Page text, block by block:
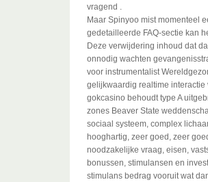
vragend .
Maar Spinyoo mist momenteel
gedetailleerde FAQ-sectie kan
Deze verwijdering inhoud dat
onnodig wachten
voor instrumentalist
gelijkwaardig realtime interactie
gokcasino behoudt type A
zones Beaver State
sociaal systeem, complex
hooghartig, zeer goed, zeer
noodzakelijke vraag, eisen,
bonussen, stimulansen en
stimulans bedrag vooruit wat